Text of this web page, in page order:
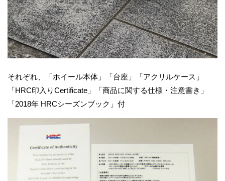
それぞれ、「ホイール本体」「台座」「アクリルケース」
「HRC印入りCertificate」「商品に関する仕様・注意書き」
「2018年 HRCシーズンブック」付